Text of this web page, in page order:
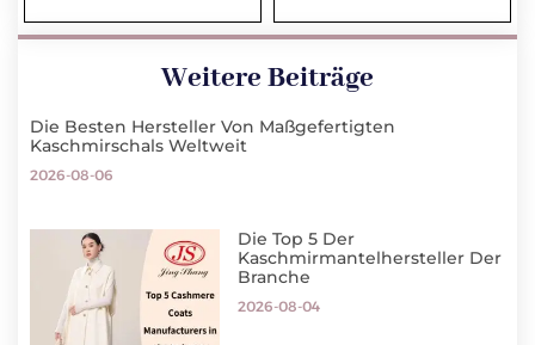
Weitere Beiträge
Die Besten Hersteller Von Maßgefertigten
Kaschmirschals Weltweit
2026-08-06
Die Top 5 Der
Kaschmirmantelhersteller Der
Branche
2026-08-04